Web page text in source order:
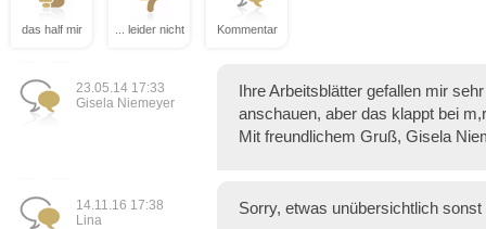
das half mir ... leider nicht Kommentar
23.05.14 17:33
Gisela Niemeyer
Ihre Arbeitsblätter gefallen mir
anschauen, aber das klappt bei
Mit freundlichem Gruß, Gisela
14.11.16 17:38
Lina
Sorry, etwas unübersichtlich sonst